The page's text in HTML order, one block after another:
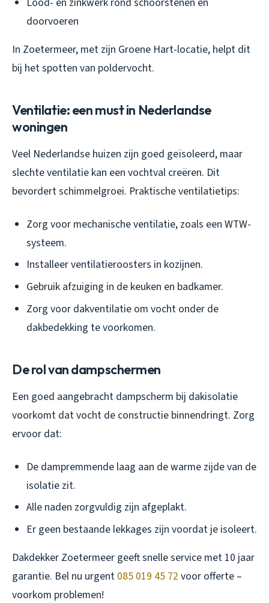
doorvoeren
In Zoetermeer, met zijn Groene Hart-locatie, helpt dit
bij het spotten van poldervocht.
Ventilatie: een must in Nederlandse
woningen
Veel Nederlandse huizen zijn goed geïsoleerd, maar
slechte ventilatie kan een vochtval creëren. Dit
bevordert schimmelgroei. Praktische ventilatietips:
Zorg voor mechanische ventilatie, zoals een WTW-
systeem.
Installeer ventilatieroosters in kozijnen.
Gebruik afzuiging in de keuken en badkamer.
Zorg voor dakventilatie om vocht onder de
dakbedekking te voorkomen.
De rol van dampschermen
Een goed aangebracht dampscherm bij dakisolatie
voorkomt dat vocht de constructie binnendringt. Zorg
ervoor dat:
De dampremmende laag aan de warme zijde van de
isolatie zit.
Alle naden zorgvuldig zijn afgeplakt.
Er geen bestaande lekkages zijn voordat je isoleert.
Dakdekker Zoetermeer geeft snelle service met 10 jaar
garantie. Bel nu urgent 085 019 45 72 voor offerte –
voorkom problemen!